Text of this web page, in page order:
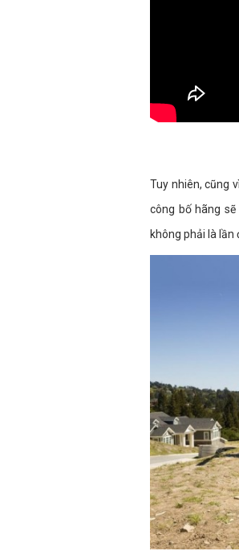
Tuy nhiên, cũng
công bố hãng
không phải là